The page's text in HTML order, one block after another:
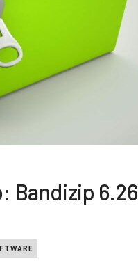
Bandizip 6.26